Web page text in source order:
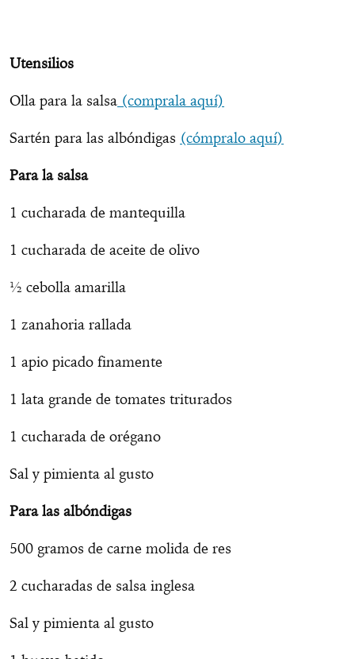
Utensilios
Olla para la salsa (comprala aquí)
Sartén para las albóndigas (cómpralo aquí)
Para la salsa
1 cucharada de mantequilla
1 cucharada de aceite de olivo
½ cebolla amarilla
1 zanahoria rallada
1 apio picado finamente
1 lata grande de tomates triturados
1 cucharada de orégano
Sal y pimienta al gusto
Para las albóndigas
500 gramos de carne molida de res
2 cucharadas de salsa inglesa
Sal y pimienta al gusto